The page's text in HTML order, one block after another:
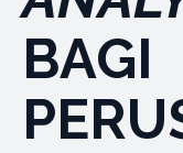
BAGI